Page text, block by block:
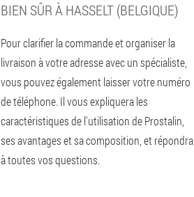
BIEN SÛR À HASSELT (BELGIQUE)
Pour clarifier la commande et organiser la
livraison à votre adresse avec un spécialiste,
vous pouvez également laisser votre numéro
de téléphone. Il vous expliquera les
caractéristiques de l'utilisation de Prostalin,
ses avantages et sa composition, et répondra
à toutes vos questions.